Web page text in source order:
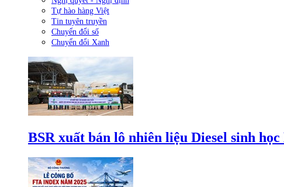
Tự hào hàng Việt
Tin tuyên truyền
Chuyển đổi số
Chuyển đổi Xanh
BSR xuất bán lô nhiên liệu Diesel sinh